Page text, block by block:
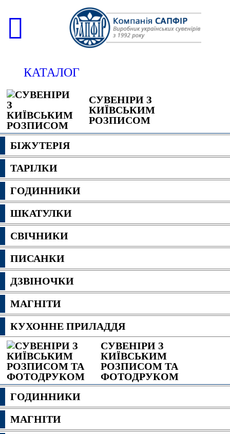
КАТАЛОГ
СУВЕНІРИ З
КИЇВСЬКИМ
РОЗПИСОМ
БІЖУТЕРІЯ
ТАРІЛКИ
ГОДИННИКИ
ШКАТУЛКИ
СВІЧНИКИ
ПИСАНКИ
ДЗВІНОЧКИ
МАГНІТИ
КУХОННЕ ПРИЛАДДЯ
СУВЕНІРИ З
КИЇВСЬКИМ
РОЗПИСОМ ТА
ФОТОДРУКОМ
ГОДИННИКИ
МАГНІТИ